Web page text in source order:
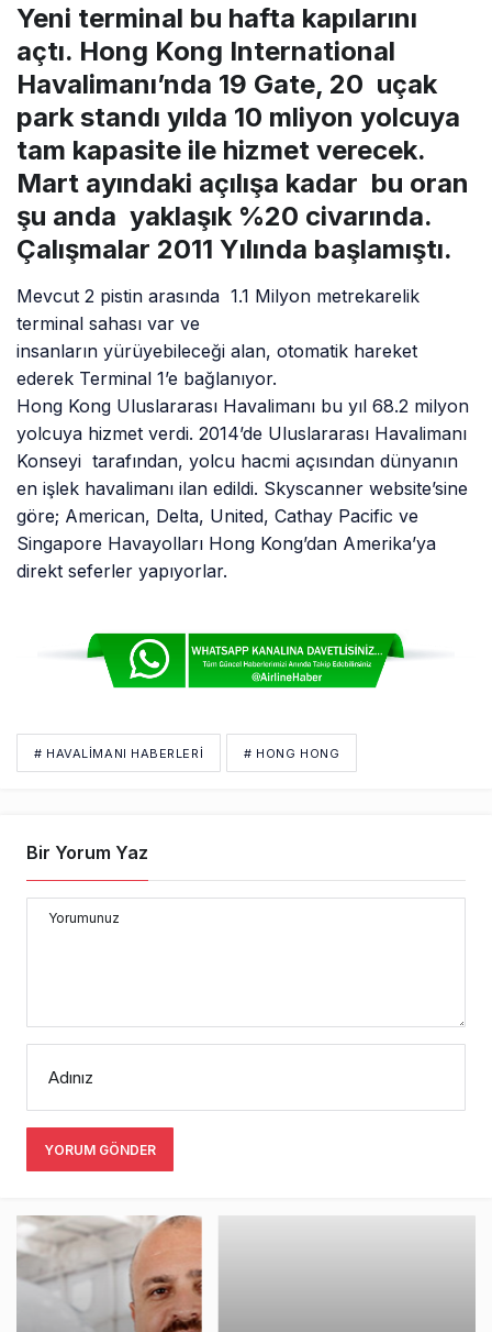
Yeni terminal bu hafta kapılarını
açtı. Hong Kong International
Havalimanı’nda 19 Gate, 20 uçak
park standı yılda 10 mliyon yolcuya
tam kapasite ile hizmet verecek.
Mart ayındaki açılışa kadar bu oran
şu anda yaklaşık %20 civarında.
Çalışmalar 2011 Yılında başlamıştı.
Mevcut 2 pistin arasında 1.1 Milyon metrekarelik
terminal sahası var ve
insanların yürüyebileceği alan, otomatik hareket
ederek Terminal 1’e bağlanıyor.
Hong Kong Uluslararası Havalimanı bu yıl 68.2 milyon
yolcuya hizmet verdi. 2014’de Uluslararası Havalimanı
Konseyi tarafından, yolcu hacmi açısından dünyanın
en işlek havalimanı ilan edildi. Skyscanner website’sine
göre; American, Delta, United, Cathay Pacific ve
Singapore Havayolları Hong Kong’dan Amerika’ya
direkt seferler yapıyorlar.
# HAVALIMANI HABERLERI # HONG HONG
Bir Yorum Yaz
Yorumunuz
Adınız
YORUM GÖNDER